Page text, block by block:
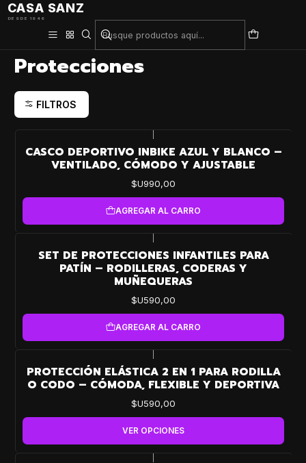
CASA SANZ
DESDE 1946
Inicio Patín y Hockey Protecciones
Protecciones
FILTROS
CASCO DEPORTIVO INBIKE AZUL Y BLANCO –
VENTILADO, CÓMODO Y AJUSTABLE
$U990,00
AGREGAR AL CARRO
SET DE PROTECCIONES INFANTILES PARA
PATÍN – RODILLERAS, CODERAS Y
MUÑEQUERAS
$U590,00
AGREGAR AL CARRO
PROTECCIÓN ELÁSTICA 2 EN 1 PARA RODILLA
O CODO – CÓMODA, FLEXIBLE Y DEPORTIVA
$U590,00
VER OPCIONES